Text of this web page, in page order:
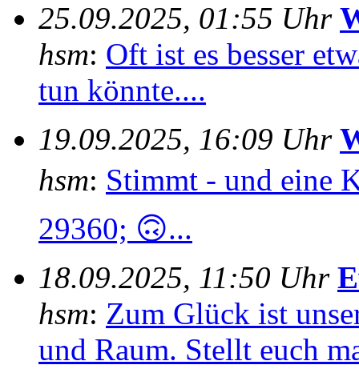
25.09.2025, 01:55 Uhr
hsm: Oft ist es besser
tun könnte....
19.09.2025, 16:09 Uhr
hsm: Stimmt - und eine
29360; 🙃...
18.09.2025, 11:50 Uhr
hsm: Zum Glück ist
und Raum. Stellt euch